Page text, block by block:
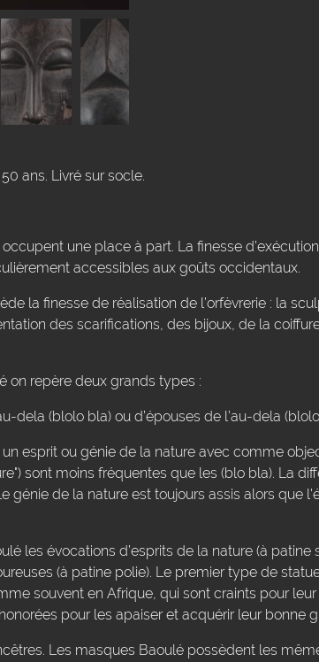
ans. Livré sur socle.
occupent une place à part. La finesse
accessibles aux goûts occidentaux.
la finesse de réalisation de l’orfèvrerie : la
des scarifications, des bijoux, de la
on repère deux grands types :
dela (blolo bla) ou d’épouses de l’au-dela
esprit ou génie de la nature avec comme
sont moins fréquentes que les (blo bla). La
génie de la nature est toujours assis alors que
les évocations d’esprits de la nature (à patine
(à patine polie). Le premier type de
souvent en Afrique, qui sont craints pour
pour les apaiser et acquérir leur bonne
Les masques Baoulé possèdent les